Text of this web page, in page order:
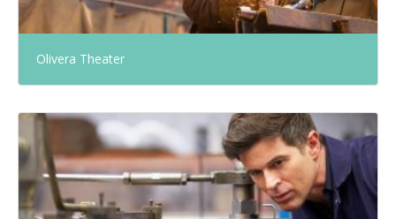
Olivera Theater